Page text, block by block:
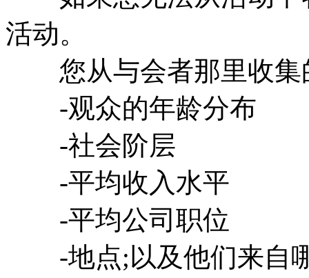
活动。
您从与会者那里收集
-观众的年龄分布
-社会阶层
-平均收入水平
-平均公司职位
-地点;以及他们来自